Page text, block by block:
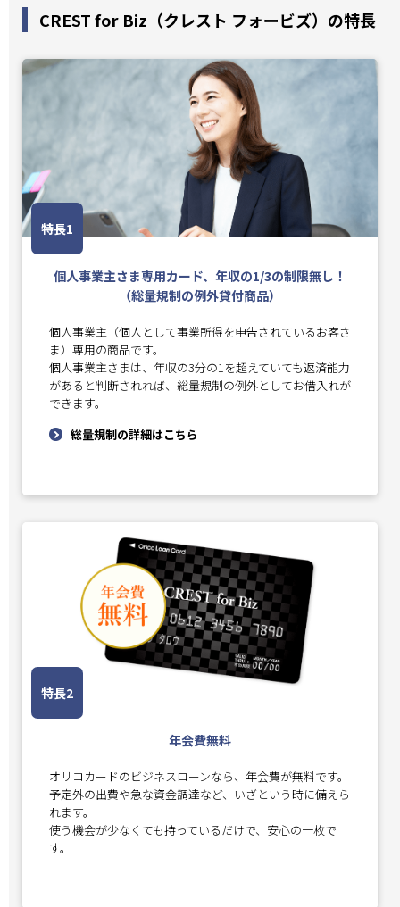
CREST for Biz（クレスト フォービズ）の特長
特長1
個人事業主さま専用カード、年収の1/3の制限無し！
（総量規制の例外貸付商品）
個人事業主（個人として事業所得を申告されているお客さ
ま）専用の商品です。
個人事業主さまは、年収の3分の1を超えていても返済能力
があると判断されれば、総量規制の例外としてお借入れが
できます。
総量規制の詳細はこちら
特長2
年会費無料
オリコカードのビジネスローンなら、年会費が無料です。
予定外の出費や急な資金調達など、いざという時に備えら
れます。
使う機会が少なくても持っているだけで、安心の一枚で
す。